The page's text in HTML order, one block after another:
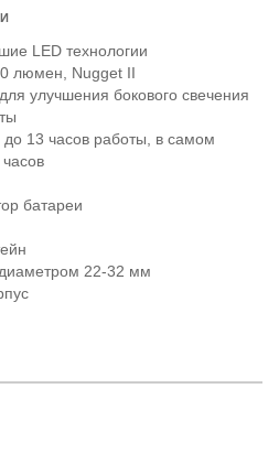
LED технологии
люмен, Nugget II
улучшения бокового свечения
13 часов работы, в самом
батареи
22-32 мм